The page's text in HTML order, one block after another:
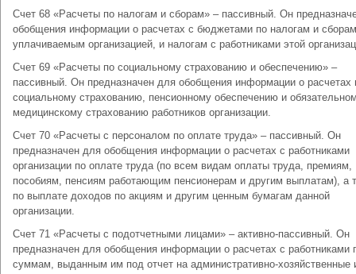
Счет 68 «Расчеты по налогам и сборам» – пассивный. Он
обобщения информации о расчетах с бюджетами по налогам и
уплачиваемым организацией, и налогам с работниками этой
Счет 69 «Расчеты по социальному страхованию и обеспечению» –
пассивный. Он предназначен для обобщения информации о расчетах
социальному страхованию, пенсионному обеспечению и
медицинскому страхованию работников организации.
Счет 70 «Расчеты с персоналом по оплате труда» – пассивный. Он
предназначен для обобщения информации о расчетах с работниками
организации по оплате труда (по всем видам оплаты труда, премиям,
пособиям, пенсиям работающим пенсионерам и другим выплатам), а
по выплате доходов по акциям и другим ценным бумагам данной
организации.
Счет 71 «Расчеты с подотчетными лицами» – активно-пассивный. Он
предназначен для обобщения информации о расчетах с работниками
суммам, выданным им под отчет на административно-хозяйственные